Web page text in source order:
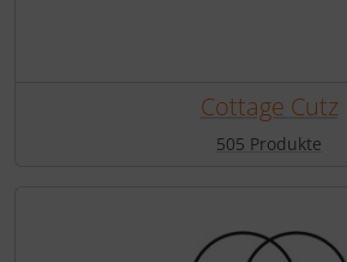
Cottage Cutz
505 Produkte